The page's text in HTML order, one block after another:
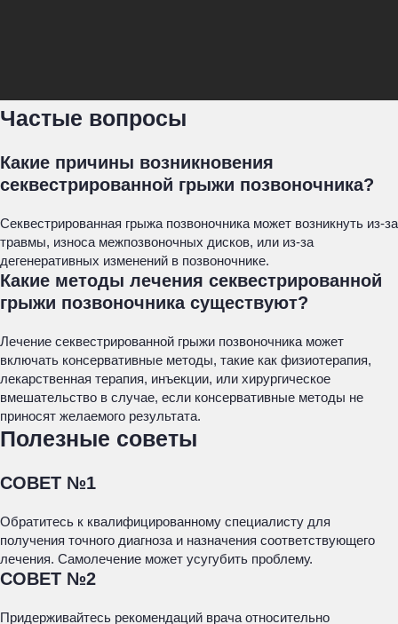
Частые вопросы
Какие причины возникновения
секвестрированной грыжи позвоночника?
Секвестрированная грыжа позвоночника может возникнуть из-за
травмы, износа межпозвоночных дисков, или из-за
дегенеративных изменений в позвоночнике.
Какие методы лечения секвестрированной
грыжи позвоночника существуют?
Лечение секвестрированной грыжи позвоночника может
включать консервативные методы, такие как физиотерапия,
лекарственная терапия, инъекции, или хирургическое
вмешательство в случае, если консервативные методы не
приносят желаемого результата.
Полезные советы
СОВЕТ №1
Обратитесь к квалифицированному специалисту для
получения точного диагноза и назначения соответствующего
лечения. Самолечение может усугубить проблему.
СОВЕТ №2
Придерживайтесь рекомендаций врача относительно